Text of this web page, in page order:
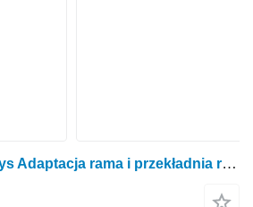
Sukabinimo įrenginys Adaptacja rama i przekładnia rotorinės javapjovės Kemper champion 4500